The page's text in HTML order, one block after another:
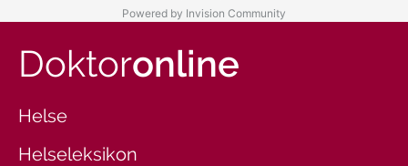
Powered by Invision Community
Doktoronline
Helse
Helseleksikon